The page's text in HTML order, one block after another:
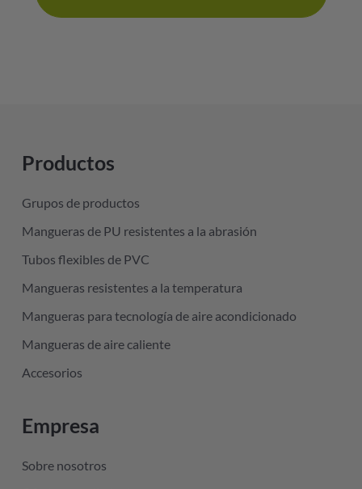
Productos
Grupos de productos
Mangueras de PU resistentes a la abrasión
Tubos flexibles de PVC
Mangueras resistentes a la temperatura
Mangueras para tecnología de aire acondicionado
Mangueras de aire caliente
Accesorios
Empresa
Sobre nosotros